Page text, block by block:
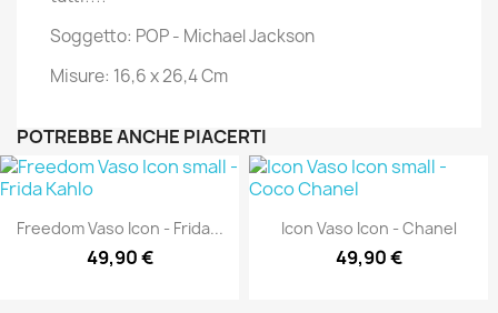
Soggetto: POP - Michael Jackson
Misure: 16,6 x 26,4 Cm
POTREBBE ANCHE PIACERTI
Freedom Vaso Icon - Frida...
49,90 €
Icon Vaso Icon - Chanel
49,90 €